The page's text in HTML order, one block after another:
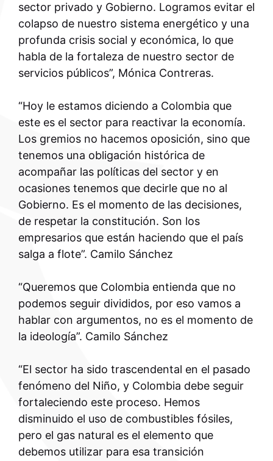
sector privado y Gobierno. Logramos evitar el
colapso de nuestro sistema energético y una
profunda crisis social y económica, lo que
habla de la fortaleza de nuestro sector de
servicios públicos”, Mónica Contreras.
“Hoy le estamos diciendo a Colombia que
este es el sector para reactivar la economía.
Los gremios no hacemos oposición, sino que
tenemos una obligación histórica de
acompañar las políticas del sector y en
ocasiones tenemos que decirle que no al
Gobierno. Es el momento de las decisiones,
de respetar la constitución. Son los
empresarios que están haciendo que el país
salga a flote”. Camilo Sánchez
“Queremos que Colombia entienda que no
podemos seguir divididos, por eso vamos a
hablar con argumentos, no es el momento de
la ideología”. Camilo Sánchez
“El sector ha sido trascendental en el pasado
fenómeno del Niño, y Colombia debe seguir
fortaleciendo este proceso. Hemos
disminuido el uso de combustibles fósiles,
pero el gas natural es el elemento que
debemos utilizar para esa transición